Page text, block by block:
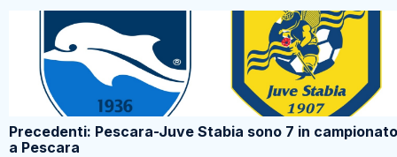
Precedenti: Pescara-Juve Stabia sono 7 in campionato
a Pescara